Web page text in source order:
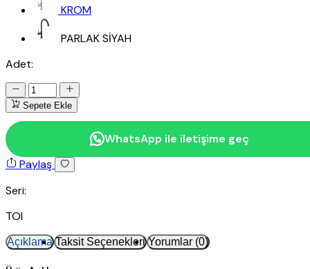
KROM
PARLAK SİYAH
Adet:
Sepete Ekle
WhatsApp ile iletişime geç
Paylaş
Seri:
TOI
Açıklama Taksit Seçenekleri Yorumlar (0)